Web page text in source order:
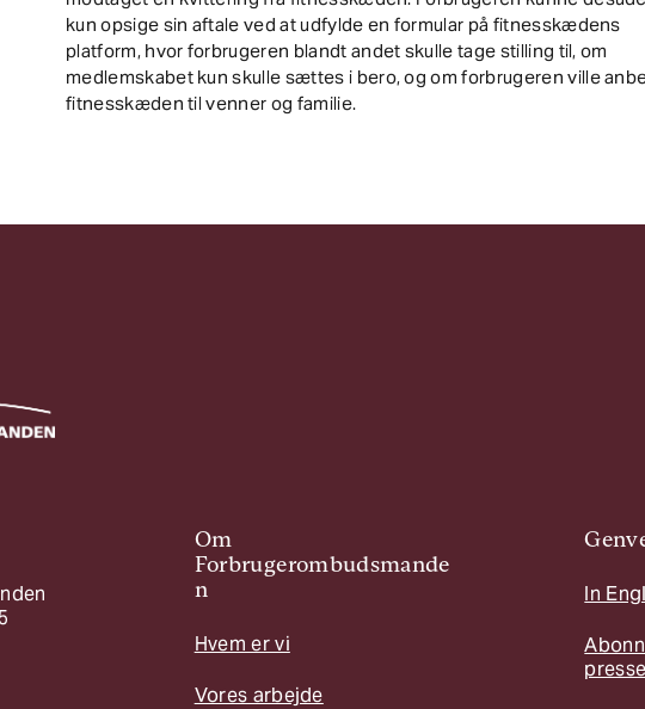
kun opsige sin aftale ved at udfylde en formular på fitnesskædens
platform, hvor forbrugeren blandt andet skulle tage stilling til, om
medlemskabet kun skulle sættes i bero, og om forbrugeren ville
fitnesskæden til venner og familie.
Om
Forbrugerombudsmande
n
Hvem er vi
Vores arbejde
In